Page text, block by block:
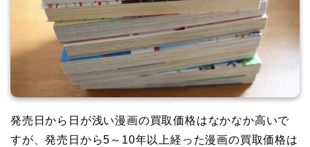
発売日から日が浅い漫画の買取価格はなかなか高いで
すが、発売日から5～10年以上経った漫画の買取価格は